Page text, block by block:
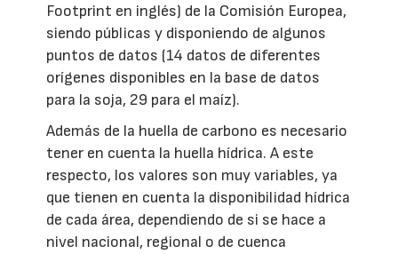
Footprint en inglés) de la Comisión Europea,
siendo públicas y disponiendo de algunos
puntos de datos (14 datos de diferentes
orígenes disponibles en la base de datos
para la soja, 29 para el maíz).
Además de la huella de carbono es necesario
tener en cuenta la huella hídrica. A este
respecto, los valores son muy variables, ya
que tienen en cuenta la disponibilidad hídrica
de cada área, dependiendo de si se hace a
nivel nacional, regional o de cuenca